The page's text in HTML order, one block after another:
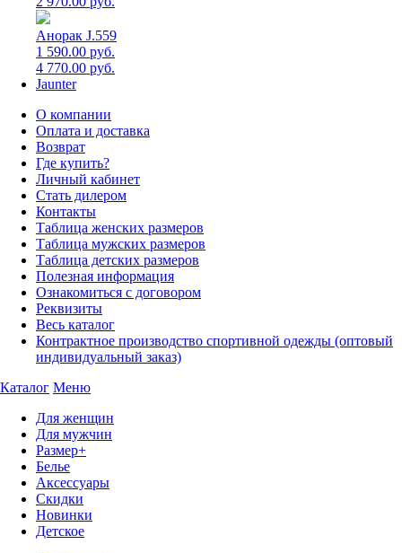
Анорак J.559
1 590.00 руб.
4 770.00 руб.
Jaunter
О компании
Оплата и доставка
Возврат
Где купить?
Личный кабинет
Стать дилером
Контакты
Таблица женских размеров
Таблица мужских размеров
Таблица детских размеров
Полезная информация
Ознакомиться с договором
Реквизиты
Весь каталог
Контрактное производство спортивной одежды (оптовый
индивидуальный заказ)
Каталог Меню
Для женщин
Для мужчин
Размер+
Белье
Аксессуары
Скидки
Новинки
Детское